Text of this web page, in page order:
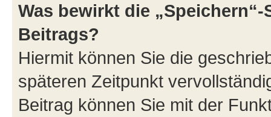
Was bewirkt die
Beitrags?
Hiermit können Sie die
späteren Zeitpunkt
Beitrag können Sie mit der